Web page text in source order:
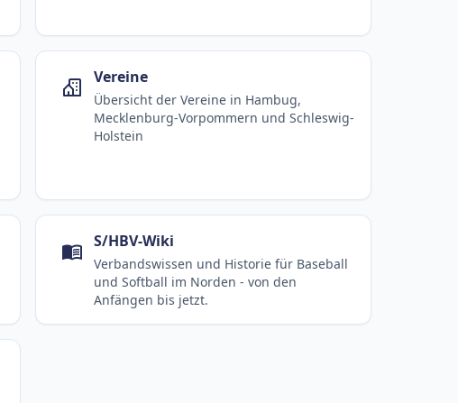
Vereine
Übersicht der Vereine in Hambug,
Mecklenburg-Vorpommern und Schleswig-
Holstein
S/HBV-Wiki
Verbandswissen und Historie für Baseball
und Softball im Norden - von den
Anfängen bis jetzt.